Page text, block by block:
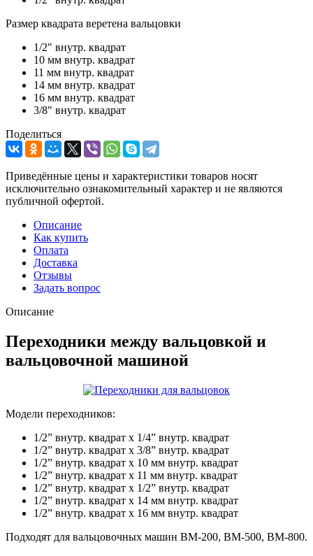
Размер квадрата веретена вальцовки
1/2" внутр. квадрат
10 мм внутр. квадрат
11 мм внутр. квадрат
14 мм внутр. квадрат
16 мм внутр. квадрат
3/8" внутр. квадрат
Поделиться
Приведённые цены и характеристики товаров носят
исключительно ознакомительный характер и не являются
публичной офертой.
Описание
Как купить
Оплата
Доставка
Отзывы
Задать вопрос
Описание
Переходники между вальцовкой и
вальцовочной машиной
Модели переходников:
1/2” внутр. квадрат x 1/4” внутр. квадрат
1/2” внутр. квадрат x 3/8” внутр. квадрат
1/2” внутр. квадрат x 10 мм внутр. квадрат
1/2” внутр. квадрат x 11 мм внутр. квадрат
1/2” внутр. квадрат x 1/2” внутр. квадрат
1/2” внутр. квадрат x 14 мм внутр. квадрат
1/2” внутр. квадрат x 16 мм внутр. квадрат
Подходят для вальцовочных машин ВМ-200, ВМ-500, ВМ-800.